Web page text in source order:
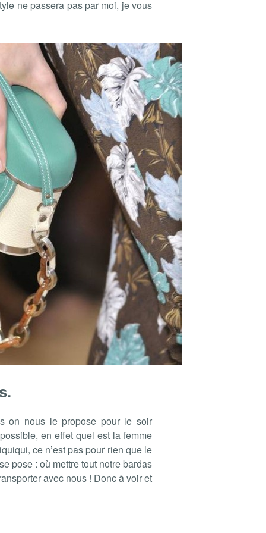
ne passera pas par moi, je vous
on nous le propose pour le soir
en effet quel est la femme
ce n’est pas pour rien que le
pose : où mettre tout notre bardas
avec nous ! Donc à voir et